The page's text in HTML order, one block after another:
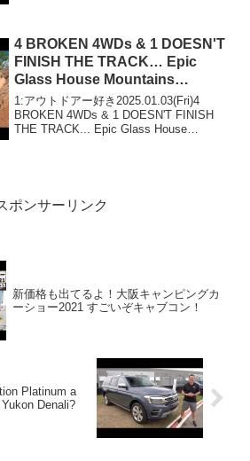
4 BROKEN 4WDs & 1 DOESN'T
FINISH THE TRACK… Epic
Glass House Mountains
CARNAGE!
1:アウトドアー好き2025.01.03(Fri)4
BROKEN 4WDs & 1 DOESN'T FINISH
THE TRACK... Epic Glass House
ポンサーリンク
新価格も出てるよ！大阪キャンピングカ
ーショー2021 すごいぞキャブコン！
Platinum a
Denali?